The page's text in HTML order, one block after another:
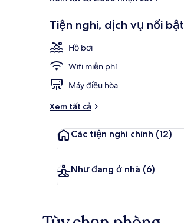
Tiện nghi, dịch vụ nổi bật
Hồ bơi
Wifi miễn phí
Máy điều hòa
Xem tất cả
Các tiện nghi chính (12)
Như đang ở nhà (6)